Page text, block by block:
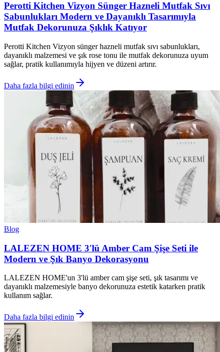
Perotti Kitchen Vizyon Sünger Hazneli Mutfak Sıvı
Sabunlukları Modern ve Dayanıklı Tasarımıyla
Mutfak Dekorunuza Şıklık Katıyor
Perotti Kitchen Vizyon sünger hazneli mutfak sıvı sabunlukları,
dayanıklı malzemesi ve şık rose tonu ile mutfak dekorunuza uyum
sağlar, pratik kullanımıyla hijyen ve düzeni artırır.
Daha fazla bilgi edinin
Blog
LALEZEN HOME 3'lü Amber Cam Şişe Seti ile
Modern ve Şık Banyo Dekorasyonu
LALEZEN HOME'un 3'lü amber cam şişe seti, şık tasarımı ve
dayanıklı malzemesiyle banyo dekorunuza estetik katarken pratik
kullanım sağlar.
Daha fazla bilgi edinin